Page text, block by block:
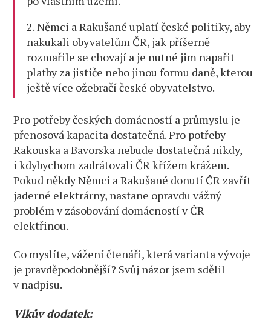
2. Němci a Rakušané uplatí české politiky, aby
nakukali obyvatelům ČR, jak příšerně
rozmařile se chovají a je nutné jim napařit
platby za jističe nebo jinou formu daně, kterou
ještě více ožebračí české obyvatelstvo.
Pro potřeby českých domácností a průmyslu je
přenosová kapacita dostatečná. Pro potřeby
Rakouska a Bavorska nebude dostatečná nikdy,
i kdybychom zadrátovali ČR křížem krážem.
Pokud někdy Němci a Rakušané donutí ČR zavřít
jaderné elektrárny, nastane opravdu vážný
problém v zásobování domácností v ČR
elektřinou.
Co myslíte, vážení čtenáři, která varianta vývoje
je pravděpodobnější? Svůj názor jsem sdělil
v nadpisu.
Vlkův dodatek: